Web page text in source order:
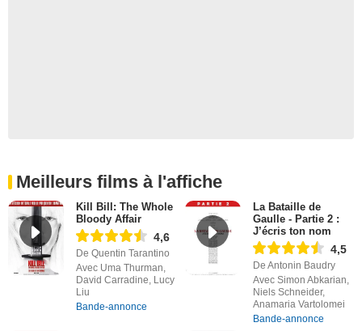
Meilleurs films à l'affiche
Kill Bill: The Whole
Bloody Affair
4,6
De Quentin Tarantino
Avec Uma Thurman,
David Carradine, Lucy
Liu
Bande-annonce
La Bataille de
Gaulle - Partie 2 :
J’écris ton nom
4,5
De Antonin Baudry
Avec Simon Abkarian,
Niels Schneider,
Anamaria Vartolomei
Bande-annonce